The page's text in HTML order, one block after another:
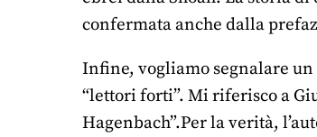
confermata anche dalla
Infine, vogliamo segnalare
“lettori forti”. Mi riferisco a
Hagenbach”.Per la verità,